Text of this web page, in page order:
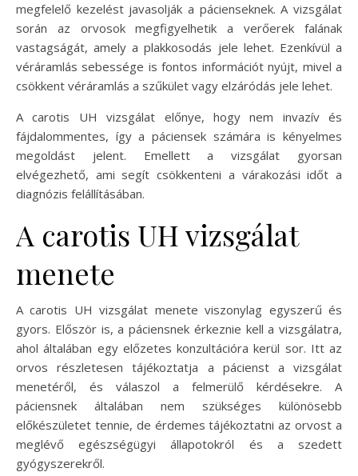
megfelelő kezelést javasolják a pácienseknek. A vizsgálat
során az orvosok megfigyelhetik a verőerek falának
vastagságát, amely a plakkosodás jele lehet. Ezenkívül a
véráramlás sebessége is fontos információt nyújt, mivel a
csökkent véráramlás a szűkület vagy elzáródás jele lehet.
A carotis UH vizsgálat előnye, hogy nem invazív és
fájdalommentes, így a páciensek számára is kényelmes
megoldást jelent. Emellett a vizsgálat gyorsan
elvégezhető, ami segít csökkenteni a várakozási időt a
diagnózis felállításában.
A carotis UH vizsgálat
menete
A carotis UH vizsgálat menete viszonylag egyszerű és
gyors. Először is, a páciensnek érkeznie kell a vizsgálatra,
ahol általában egy előzetes konzultációra kerül sor. Itt az
orvos részletesen tájékoztatja a pácienst a vizsgálat
menetéről, és válaszol a felmerülő kérdésekre. A
páciensnek általában nem szükséges különösebb
előkészületet tennie, de érdemes tájékoztatni az orvost a
meglévő egészségügyi állapotokról és a szedett
gyógyszerekről.